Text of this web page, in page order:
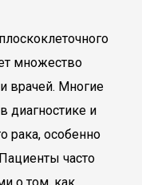
множество
врачей. Многие
диагностике и
рака, особенно
часто